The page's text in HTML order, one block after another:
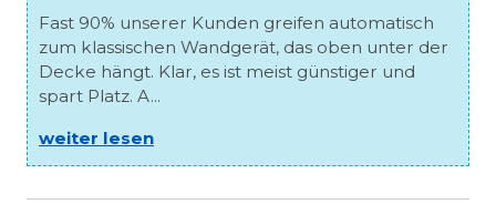
Fast 90% unserer Kunden greifen automatisch
zum klassischen Wandgerät, das oben unter der
Decke hängt. Klar, es ist meist günstiger und
spart Platz. A...
weiter lesen